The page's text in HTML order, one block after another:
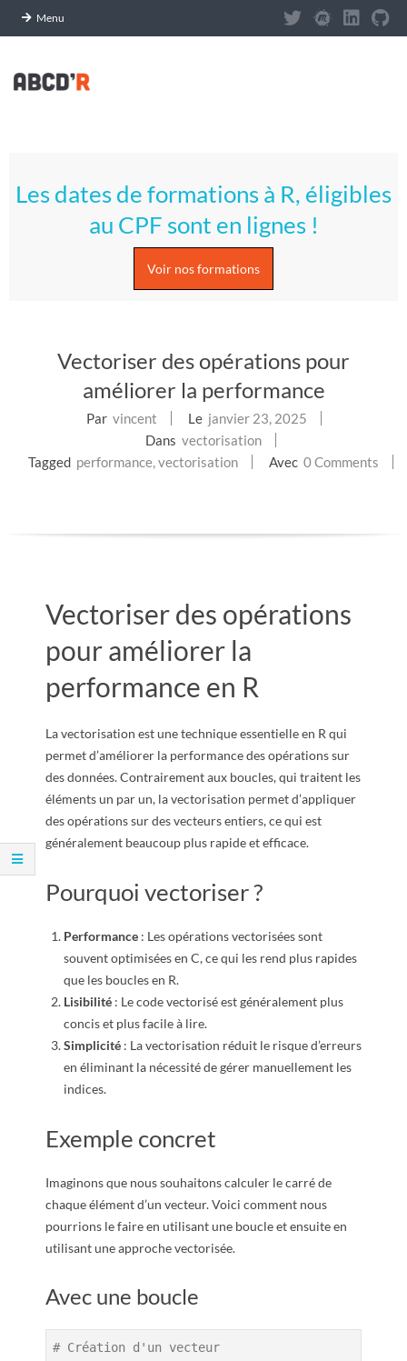
Menu
content
S
E
T
R
Menu
Les dates de formations à R, éligibles
au CPF sont en lignes !
Voir nos formations
Vectoriser des opérations pour
améliorer la performance
Par vincent Le janvier 23, 2025
Dans vectorisation
Tagged performance, vectorisation Avec 0 Comments
Vectoriser des opérations
pour améliorer la
performance en R
La vectorisation est une technique essentielle en R qui
permet d’améliorer la performance des opérations sur
des données. Contrairement aux boucles, qui traitent les
éléments un par un, la vectorisation permet d’appliquer
des opérations sur des vecteurs entiers, ce qui est
généralement beaucoup plus rapide et efficace.
Pourquoi vectoriser ?
Performance : Les opérations vectorisées sont
souvent optimisées en C, ce qui les rend plus rapides
que les boucles en R.
Lisibilité : Le code vectorisé est généralement plus
concis et plus facile à lire.
Simplicité : La vectorisation réduit le risque d’erreurs
en éliminant la nécessité de gérer manuellement les
indices.
Exemple concret
Imaginons que nous souhaitons calculer le carré de
chaque élément d’un vecteur. Voici comment nous
pourrions le faire en utilisant une boucle et ensuite en
utilisant une approche vectorisée.
Avec une boucle
# Création d'un vecteur
Panneau de gestion des cookies